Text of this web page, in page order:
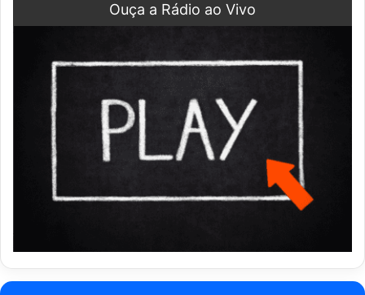
Ouça a Rádio ao Vivo